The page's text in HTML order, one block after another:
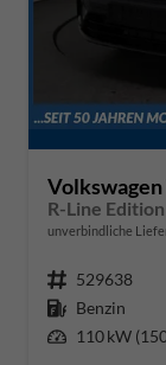
Volkswagen
unverbindliche
Fahrzeugnr. 529638
Kraftstoff Benzin
Leistung 110 kW